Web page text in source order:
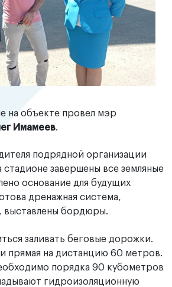
на объекте провел мэр
Имамеев.
подрядной организации
стадионе завершены все земляные
основание для будущих
дренажная система,
выставлены бордюры.
заливать беговые дорожки.
и прямая на дистанцию 60 метров.
порядка 90 кубометров
гидроизоляционную